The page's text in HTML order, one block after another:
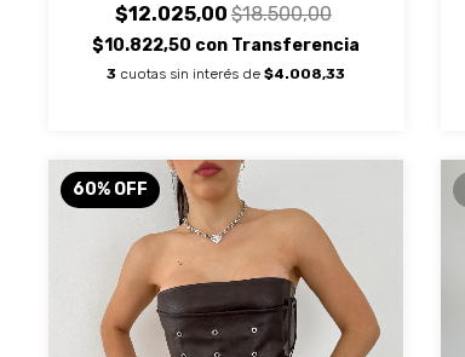
$12.025,00$18.500,00
$10.822,50 con Transferencia
3 cuotas sin interés de$4.008,33
60% OFF